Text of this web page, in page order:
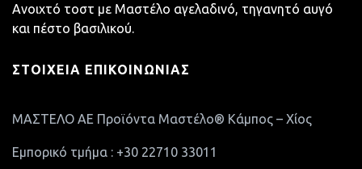
Ανοιχτό τοστ με Μαστέλο αγελαδινό, τηγανητό αυγό
και πέστο βασιλικού.
ΣΤΟΙΧΕΊΑ ΕΠΙΚΟΙΝΩΝΊΑΣ
ΜΑΣΤΕΛΟ ΑΕ Προϊόντα Μαστέλο® Κάμπος – Χίος
Εμπορικό τμήμα : +30 22710 33011